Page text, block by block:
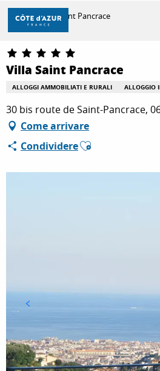
Aller
contenu
principal
SCOPRIRE
PER FARE
SOGGIORNO
Casa Villa Saint Pancrace
Villa Saint Pancrace
ALLOGGI AMMOBILIATI E RURALI ALLOGGIO
30 bis route de Saint-Pancrace,
Come arrivare
CondividereAjouter aux favoris